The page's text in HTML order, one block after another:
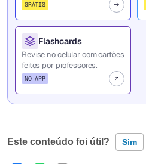
GRÁTIS
Flashcards
Revise no celular com cartões
feitos por professores.
NO APP
Este conteúdo foi útil? Sim